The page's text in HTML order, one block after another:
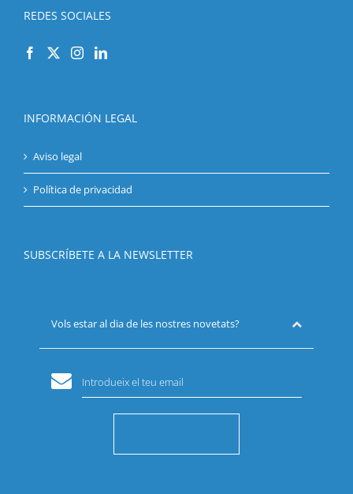
REDES SOCIALES
INFORMACIÓN LEGAL
Aviso legal
Política de privacidad
SUBSCRÍBETE A LA NEWSLETTER
Vols estar al dia de les nostres novetats?
Introdueix el teu email